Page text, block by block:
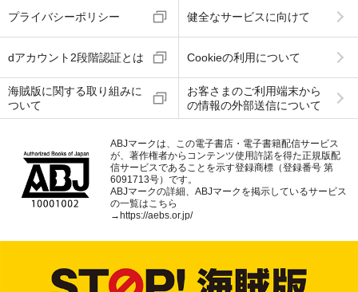
プライバシーポリシー 健全なサービスに向けて
dアカウント2段階認証とは Cookieの利用について
海賊版に関する取り組みに
ついて
お客さまのご利用端末から
の情報の外部送信について
ABJマークは、この電子書店・電子書籍配信サービス
が、著作権者からコンテンツ使用許諾を得た正規版配
信サービスであることを示す登録商標（登録番号 第
6091713号）です。
ABJマークの詳細、ABJマークを掲示しているサービス
の一覧はこちら
→https://aebs.or.jp/